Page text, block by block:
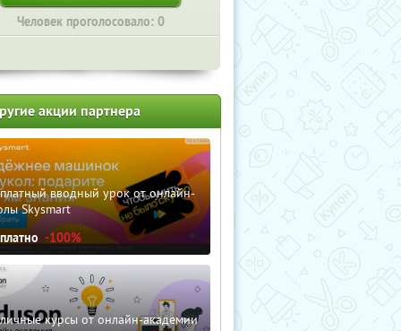
Человек проголосовало: 0
акции партнера
вводный урок от онлайн-
Skysmart
-100%
курсы от онлайн-академии